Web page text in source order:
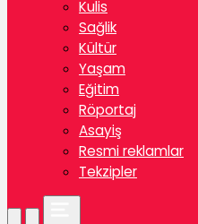
Kulis
Sağlik
Kültür
Yaşam
Eğitim
Röportaj
Asayiş
Resmi reklamlar
Tekzipler